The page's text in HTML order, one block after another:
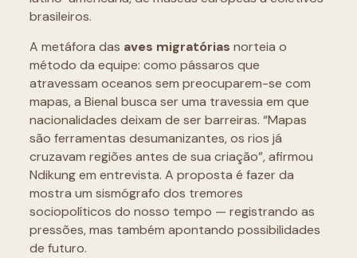
brasileiros.
A metáfora das aves migratórias norteia o
método da equipe: como pássaros que
atravessam oceanos sem preocuparem-se com
mapas, a Bienal busca ser uma travessia em que
nacionalidades deixam de ser barreiras. “Mapas
são ferramentas desumanizantes, os rios já
cruzavam regiões antes de sua criação”, afirmou
Ndikung em entrevista. A proposta é fazer da
mostra um sismógrafo dos tremores
sociopolíticos do nosso tempo — registrando as
pressões, mas também apontando possibilidades
de futuro.